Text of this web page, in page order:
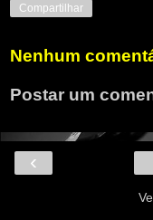
Compartilhar
Nenhum
Postar um
‹